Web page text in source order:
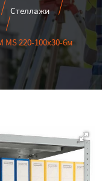
Стеллажи
220-100х30-6м